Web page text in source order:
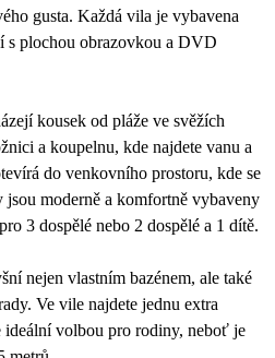
gusta. Každá vila je vybavena
s plochou obrazovkou a DVD
kousek od pláže ve svěžích
a koupelnu, kde najdete vanu a
do venkovního prostoru, kde se
moderně a komfortně vybaveny
3 dospělé nebo 2 dospělé a 1 dítě.
nejen vlastním bazénem, ale také
Ve vile najdete jednu extra
ideální volbou pro rodiny, neboť je